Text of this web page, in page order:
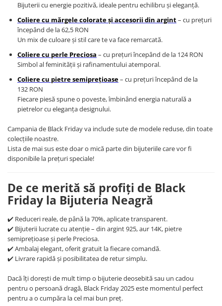
Coliere cu Animale
Coliere cu Molecule
Coliere Diverse
BRĂȚĂRI
BRĂȚĂRI CU ȘNUR REGLABIL
Brățări din Argint cu șnur reglabil
BRĂȚĂRI CU PIETRE SEMIPREȚIOASE
Brățări din Aur cu pietre
Brățări din Argint cu pietre
semiprețioase
Brățări elastice cu pietre
BRĂȚĂRI DE PICIOR
Brățări de picior din Aur
Brățări de picior din Argint
COLIERE
Coliere cu mărgele colorate și
Argint
Coliere cu pietre semiprețioase
Bijuterii cu energie pozitivă, ideale pentru echilibru și eleganță.
Coliere cu mărgele colorate și accesorii din argint– cu prețuri
începând de la 62,5 RON
Un mix de culoare și stil care te va face remarcată.
Coliere cu perle Preciosa – cu prețuri începând de la 124 RON
Simbol al feminității și rafinamentului atemporal.
Coliere cu pietre semiprețioase– cu prețuri începând de la
132 RON
Fiecare piesă spune o poveste, îmbinând energia naturală a
pietrelor cu eleganța designului.
Campania de Black Friday va include sute de modele reduse, din toate
colecțiile noastre.
Lista de mai sus este doar o mică parte din bijuteriile care vor fi
disponibile la prețuri speciale!
De ce merită să profiți de Black
Friday la Bijuteria Neagră
✔️ Reduceri reale, de până la 70%, aplicate transparent.
✔️ Bijuterii lucrate cu atenție – din argint 925, aur 14K, pietre
semiprețioase și perle Preciosa.
✔️ Ambalaj elegant, oferit gratuit la fiecare comandă.
✔️ Livrare rapidă și posibilitatea de retur simplu.
Dacă îți dorești de mult timp o bijuterie deosebită sau un cadou
pentru o persoană dragă, Black Friday 2025 este momentul perfect
pentru a o cumpăra la cel mai bun preț.